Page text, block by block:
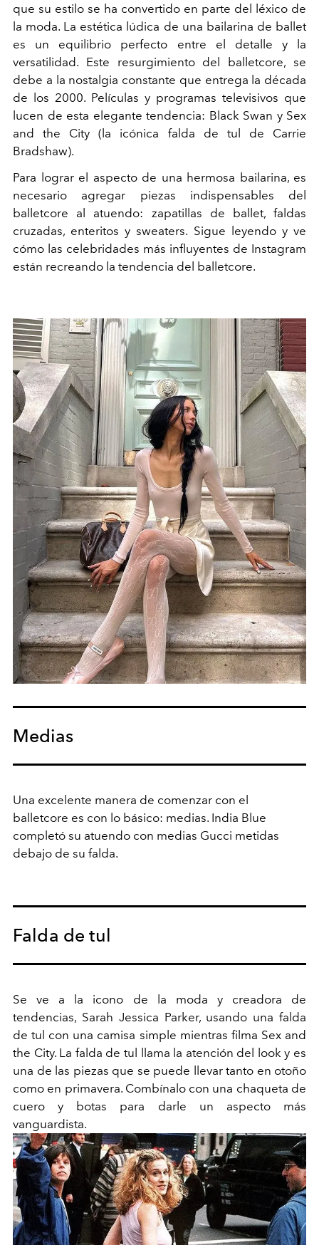
que su estilo se ha convertido en parte del léxico de
la moda. La estética lúdica de una bailarina de ballet
es un equilibrio perfecto entre el detalle y la
versatilidad. Este resurgimiento del balletcore, se
debe a la nostalgia constante que entrega la década
de los 2000. Películas y programas televisivos que
lucen de esta elegante tendencia: Black Swan y Sex
and the City (la icónica falda de tul de Carrie
Bradshaw).
Para lograr el aspecto de una hermosa bailarina, es
necesario agregar piezas indispensables del
balletcore al atuendo: zapatillas de ballet, faldas
cruzadas, enteritos y sweaters. Sigue leyendo y ve
cómo las celebridades más influyentes de Instagram
están recreando la tendencia del balletcore.
Medias
Una excelente manera de comenzar con el
balletcore es con lo básico: medias. India Blue
completó su atuendo con medias Gucci metidas
debajo de su falda.
Falda de tul
Se ve a la icono de la moda y creadora de
tendencias, Sarah Jessica Parker, usando una falda
de tul con una camisa simple mientras filma Sex and
the City. La falda de tul llama la atención del look y es
una de las piezas que se puede llevar tanto en otoño
como en primavera. Combínalo con una chaqueta de
cuero y botas para darle un aspecto más
vanguardista.